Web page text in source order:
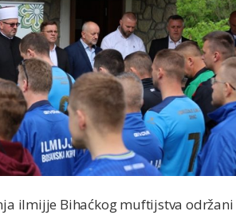
ilmijje Bihaćkog muftijstva održani